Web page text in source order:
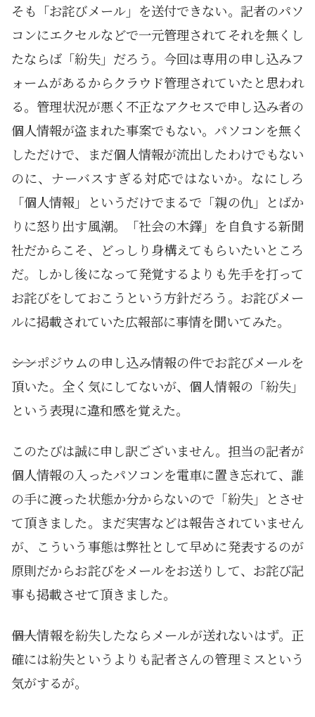
そも「お詫びメール」を送付できない。記者のパソ
コンにエクセルなどで一元管理されてそれを無くし
たならば「紛失」だろう。今回は専用の申し込みフ
ォームがあるからクラウド管理されていたと思われ
る。管理状況が悪く不正なアクセスで申し込み者の
個人情報が盗まれた事案でもない。パソコンを無く
しただけで、まだ個人情報が流出したわけでもない
のに、ナーバスすぎる対応ではないか。なにしろ
「個人情報」というだけでまるで「親の仇」とばか
りに怒り出す風潮。「社会の木鐸」を自負する新聞
社だからこそ、どっしり身構えてもらいたいところ
だ。しかし後になって発覚するよりも先手を打って
お詫びをしておこうという方針だろう。お詫びメー
ルに掲載されていた広報部に事情を聞いてみた。
――シンポジウムの申し込み情報の件でお詫びメールを
頂いた。全く気にしてないが、個人情報の「紛失」
という表現に違和感を覚えた。
このたびは誠に申し訳ございません。担当の記者が
個人情報の入ったパソコンを電車に置き忘れて、誰
の手に渡った状態か分からないので「紛失」とさせ
て頂きました。まだ実害などは報告されていません
が、こういう事態は弊社として早めに発表するのが
原則だからお詫びをメールをお送りして、お詫び記
事も掲載させて頂きました。
――個人情報を紛失したならメールが送れないはず。正
確には紛失というよりも記者さんの管理ミスという
気がするが。